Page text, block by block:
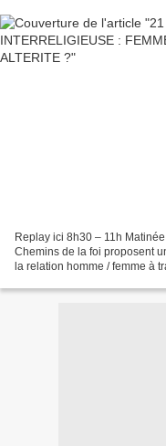
Replay ici 8h30 – 11h
Chemins de la foi proposent
la relation homme / femme à